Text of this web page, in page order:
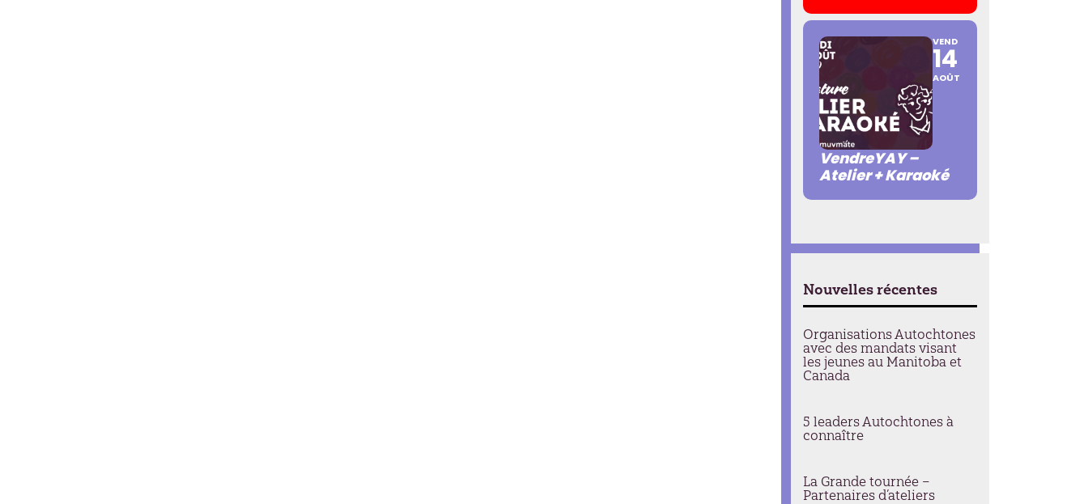
VEND
14
AOÛT
VendreYAY –
Atelier + Karaoké
Nouvelles récentes
Organisations Autochtones
avec des mandats visant
les jeunes au Manitoba et
Canada
5 leaders Autochtones à
connaître
La Grande tournée –
Partenaires d’ateliers